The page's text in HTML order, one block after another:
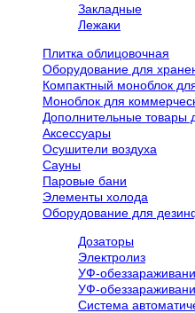
Закладные
Лежаки
Плитка облицовочная
Оборудование для
Компактный моноблок
Моноблок для
Дополнительные товары
Аксессуары
Осушители воздуха
Сауны
Паровые бани
Элементы холода
Оборудование для
Дозаторы
Электролиз
УФ-
УФ-
Система